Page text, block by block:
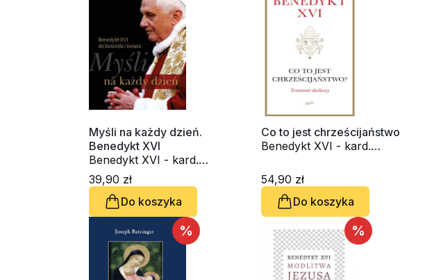
Myśli na każdy dzień.
Benedykt XVI
Benedykt XVI - kard.
Joseph Ratzinger
39,90 zł
Do koszyka
Co to jest chrześcijaństwo
Benedykt XVI - kard.
54,90 zł
Do koszyka
% %